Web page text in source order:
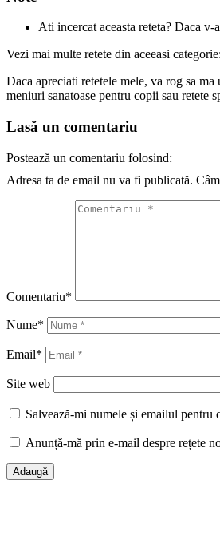
Ati incercat aceasta reteta? Daca
Vezi mai multe retete din aceeasi categorie:
Daca apreciati retetele mele, va rog sa
meniuri sanatoase pentru copii sau retete
Lasă un comentariu
Postează un comentariu folosind:
Adresa ta de email nu va fi publicată.
Comentariu*
Nume*
Email*
Site web
Salvează-mi numele și emailul pentru
Anunță-mă prin e-mail despre rețete